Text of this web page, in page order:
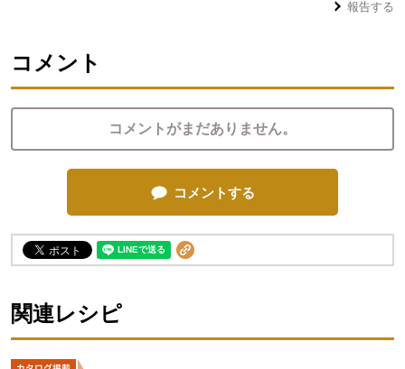
報告する
コメント
コメントがまだありません。
コメントする
関連レシピ